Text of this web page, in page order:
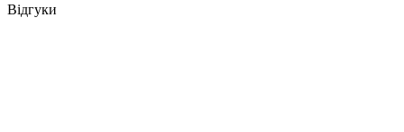
Відгуки